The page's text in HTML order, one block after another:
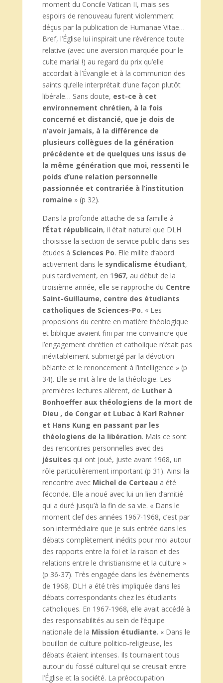
moment du Concile Vatican II, mais ses
espoirs de renouveau furent violemment
déçus par la publication de Humanae Vitae…
Bref, l’Église lui inspirait une révérence toute
relative (avec une aversion marquée pour le
culte marial !) au regard du prix qu’elle
accordait à l’Évangile et à la communion des
saints qu’elle interprétait d’une façon plutôt
libérale… Sans doute, est-ce à cet
environnement chrétien, à la fois
concerné et distancié, que je dois de
n’avoir jamais, à la différence de
plusieurs collègues de la génération
précédente et de quelques uns issus de
la même génération que moi, ressenti le
poids d’une relation personnelle
passionnée et contrariée à l’institution
romaine » (p 32).
Dans la profonde attache de sa famille à
l’État républicain, il était naturel que DLH
choisisse la section de service public dans ses
études à Sciences Po. Elle milite d’abord
activement dans le syndicalisme étudiant,
puis tardivement, en 1 967, au début de la
troisième année, elle se rapproche du Centre
Saint-Guillaume, centre des étudiants
catholiques de Sciences-Po. « Les
proposions du centre en matière théologique
et biblique avaient fini par me convaincre que
l’engagement chrétien et catholique n’était pas
inévitablement submergé par la dévotion
bêlante et le renoncement à l’intelligence » (p
34). Elle se mit à lire de la théologie. Les
premières lectures allèrent, de Luther à
Bonhoeffer aux théologiens de la mort de
Dieu , de Congar et Lubac à Karl Rahner
et Hans Kung en passant par les
théologiens de la libération. Mais ce sont
des rencontres personnelles avec des
jésuites qui ont joué, juste avant 1968, un
rôle particulièrement important (p 31). Ainsi la
rencontre avec Michel de Certeau a été
féconde. Elle a noué avec lui un lien d’amitié
qui a duré jusqu’à la fin de sa vie. « Dans le
moment clef des années 1967-1968, c’est par
son intermédiaire que je suis entrée dans les
débats complètement inédits pour moi autour
des rapports entre la foi et la raison et des
relations entre le christianisme et la culture »
(p 36-37). Très engagée dans les évènements
de 1968, DLH a été très impliquée dans les
débats correspondants chez les étudiants
catholiques. En 1967-1968, elle avait accédé à
des responsabilités au sein de l’équipe
nationale de la Mission étudiante. « Dans le
bouillon de culture politico-religieuse, les
débats étaient intenses. Ils tournaient tous
autour du fossé culturel qui se creusait entre
l’Église et la société. La préoccupation